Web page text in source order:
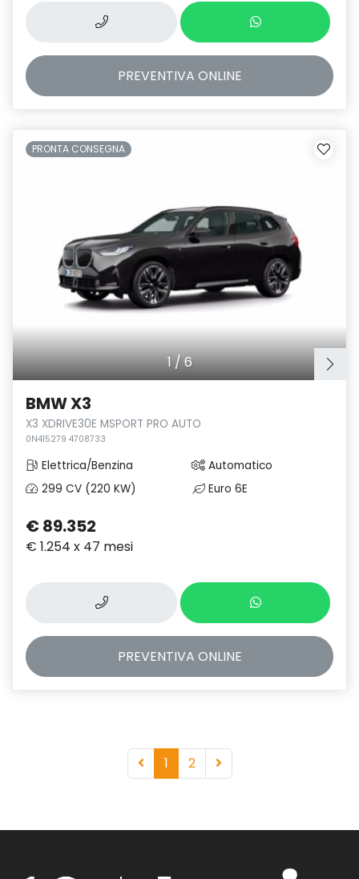
PREVENTIVA ONLINE
1/6
PRONTA CONSEGNA
BMW X3
X3 XDRIVE30E MSPORT PRO AUTO
0N415279 4708733
Elettrica/Benzina
Automatico
299 CV (220 KW)
Euro 6E
€ 89.352
€ 1.254 x 47 mesi
PREVENTIVA ONLINE
1 2